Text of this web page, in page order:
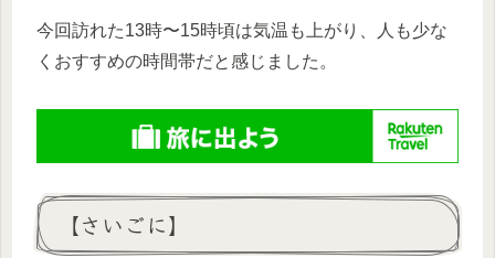
今回訪れた13時〜15時頃は気温も上がり、人も少な
くおすすめの時間帯だと感じました。
【さいごに】